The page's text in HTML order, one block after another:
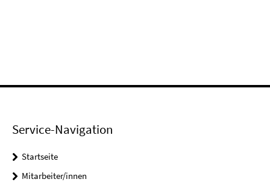
Service-Navigation
Startseite
Mitarbeiter/innen